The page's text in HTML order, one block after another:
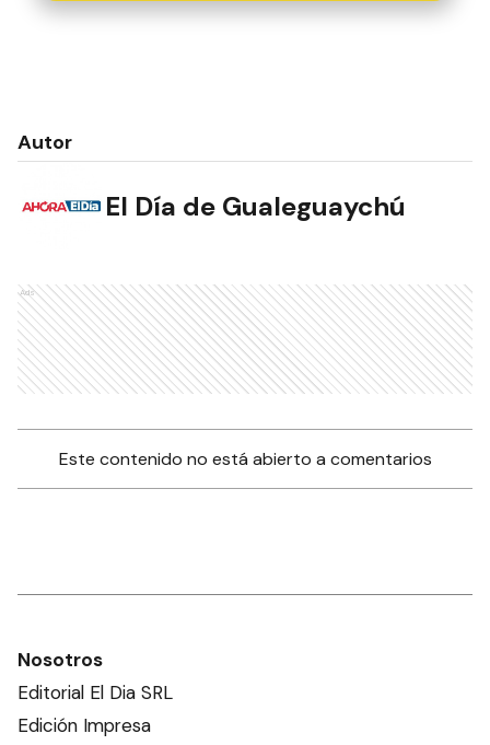
Autor
El Día de Gualeguaychú
Ads
Este contenido no está abierto a comentarios
Nosotros
Editorial El Dia SRL
Edición Impresa